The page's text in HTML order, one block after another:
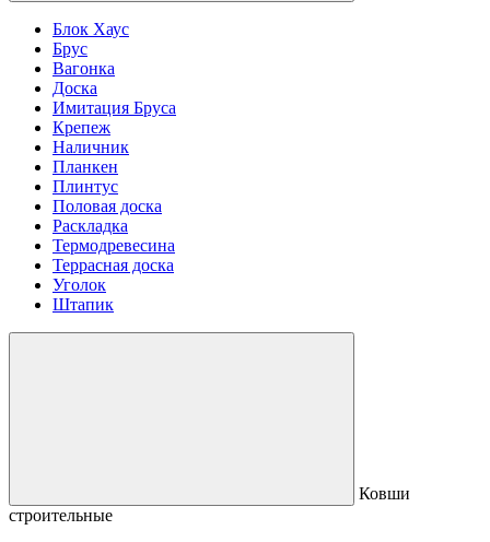
Блок Хаус
Брус
Вагонка
Доска
Имитация Бруса
Крепеж
Наличник
Планкен
Плинтус
Половая доска
Раскладка
Термодревесина
Террасная доска
Уголок
Штапик
Ковши
строительные